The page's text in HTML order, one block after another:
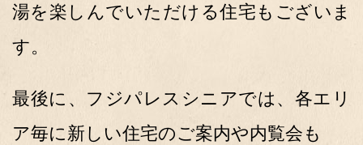
湯を楽しんでいただける住宅もございま
す。
最後に、フジパレスシニアでは、各エリ
ア毎に新しい住宅のご案内や内覧会も